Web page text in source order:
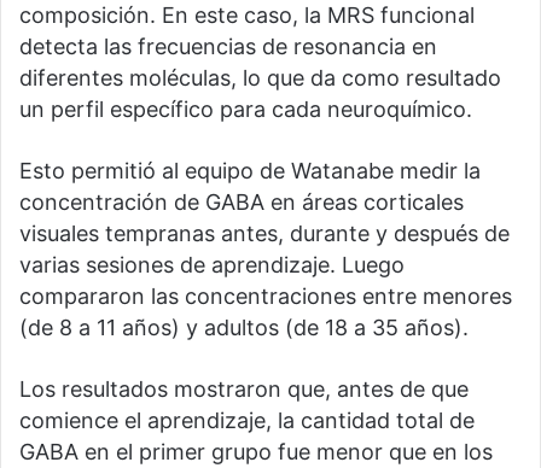
composición. En este caso, la MRS funcional
detecta las frecuencias de resonancia en
diferentes moléculas, lo que da como resultado
un perfil específico para cada neuroquímico.
Esto permitió al equipo de Watanabe medir la
concentración de GABA en áreas corticales
visuales tempranas antes, durante y después de
varias sesiones de aprendizaje. Luego
compararon las concentraciones entre menores
(de 8 a 11 años) y adultos (de 18 a 35 años).
Los resultados mostraron que, antes de que
comience el aprendizaje, la cantidad total de
GABA en el primer grupo fue menor que en los